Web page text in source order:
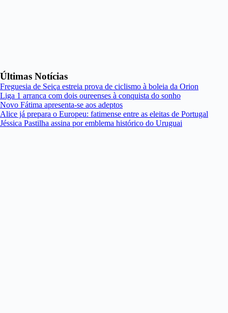
Últimas Notícias
Freguesia de Seiça estreia prova de ciclismo à boleia da Orion
Liga 1 arranca com dois oureenses à conquista do sonho
Novo Fátima apresenta-se aos adeptos
Alice já prepara o Europeu: fatimense entre as eleitas de Portugal
Jéssica Pastilha assina por emblema histórico do Uruguai